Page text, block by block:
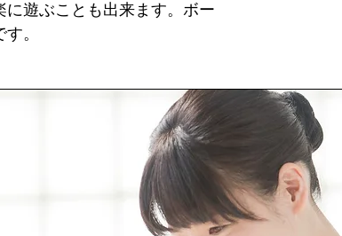
に遊ぶことも出来ます。ボー
。